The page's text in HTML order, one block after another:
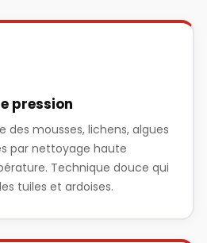
pression
des mousses, lichens, algues
par nettoyage haute
Technique douce qui
tuiles et ardoises.